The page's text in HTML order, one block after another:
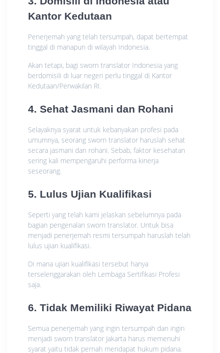
Kantor Kedutaan
Penerjemah yang telah tersumpah, dapat bertempat
tinggal di manapun di wilayah Indonesia.
Akan tetapi, bagi sworn translator Indonesia yang
berdomisili di luar negeri perlu tinggal di Kantor
Kedutaan/Perwakilan RI.
4. Sehat Jasmani dan Rohani
Selayaknya syarat untuk kebanyakan profesi pada
umumnya, seorang sworn translator haruslah sehat
secara jasmani dan rohani. Sebab, faktor kesehatan
sering kali mempengaruhi performa kinerja
seseorang.
5. Lulus Ujian Kualifikasi
Seperti yang telah kami jelaskan sebelumnya pada
bagian pengenalan sworn translator. Untuk bisa
menjadi penerjemah resmi tersumpah haruslah telah
lulus ujian kualifikasi.
Di mana ujian kualifikasi tersebut hanya
terselenggarakan oleh Lembaga Sertifikasi Profesi
saja.
6. Tidak Memiliki Riwayat Pidana
Semua penerjemah yang ingin tersumpah dan ingin
menjadi sworn translator Jakarta harus memenuhi
syarat yaitu tidak pernah mendapat hukum pidana.